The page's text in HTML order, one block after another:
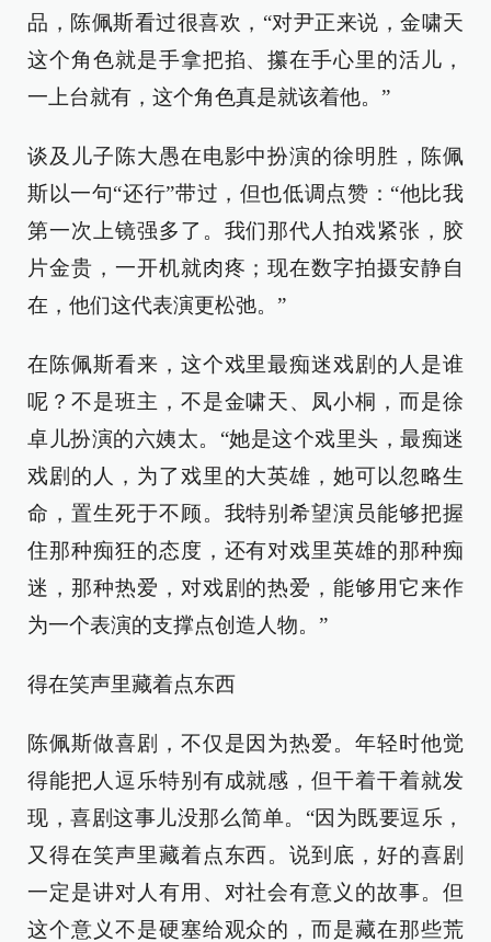
品，陈佩斯看过很喜欢，“对尹正来说，金啸天
这个角色就是手拿把掐、攥在手心里的活儿，
一上台就有，这个角色真是就该着他。”
谈及儿子陈大愚在电影中扮演的徐明胜，陈佩
斯以一句“还行”带过，但也低调点赞：“他比我
第一次上镜强多了。我们那代人拍戏紧张，胶
片金贵，一开机就肉疼；现在数字拍摄安静自
在，他们这代表演更松弛。”
在陈佩斯看来，这个戏里最痴迷戏剧的人是谁
呢？不是班主，不是金啸天、凤小桐，而是徐
卓儿扮演的六姨太。“她是这个戏里头，最痴迷
戏剧的人，为了戏里的大英雄，她可以忽略生
命，置生死于不顾。我特别希望演员能够把握
住那种痴狂的态度，还有对戏里英雄的那种痴
迷，那种热爱，对戏剧的热爱，能够用它来作
为一个表演的支撑点创造人物。”
得在笑声里藏着点东西
陈佩斯做喜剧，不仅是因为热爱。年轻时他觉
得能把人逗乐特别有成就感，但干着干着就发
现，喜剧这事儿没那么简单。“因为既要逗乐，
又得在笑声里藏着点东西。说到底，好的喜剧
一定是讲对人有用、对社会有意义的故事。但
这个意义不是硬塞给观众的，而是藏在那些荒